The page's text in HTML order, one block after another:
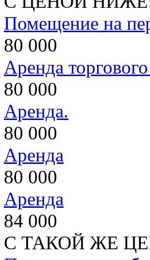
Помещение на
80 000
Аренда
80 000
Аренда.
80 000
Аренда
80 000
Аренда
84 000
С ТАКОЙ ЖЕ